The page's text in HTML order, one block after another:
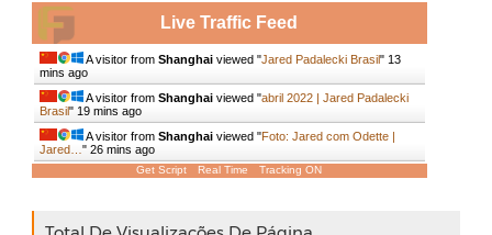
Live Traffic Feed
A visitor from Shanghaiviewed "Jared Padalecki Brasil" 13
mins ago
A visitor from Shanghaiviewed "abril 2022 | Jared Padalecki
Brasil" 19 mins ago
A visitor from Shanghaiviewed "Foto: Jared com Odette |
Jared… " 26 mins ago
Get Script Real Time Tracking ON